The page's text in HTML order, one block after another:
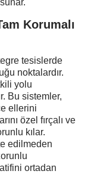
Korumalı
tesislerde
noktalardır.
yolu
Bu sistemler,
ellerini
özel fırçalı ve
kılar.
edilmeden
ortadan